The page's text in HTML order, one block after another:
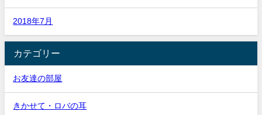
2018年7月
カテゴリー
お友達の部屋
きかせて・ロバの耳